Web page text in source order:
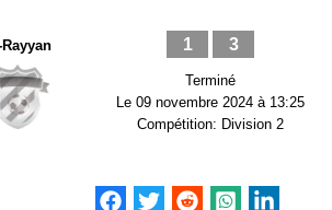
1 3
Terminé
Le 09 novembre 2024 à 13:25
Compétition: Division 2